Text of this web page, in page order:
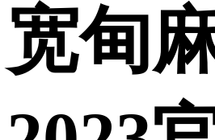
宽甸